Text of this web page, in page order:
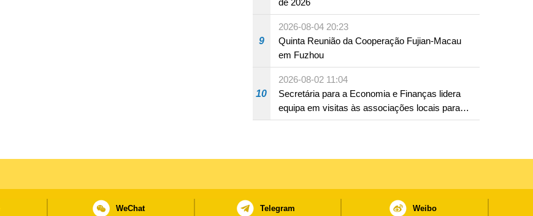
de 2026
9
2026-08-04 20:23
Quinta Reunião da Cooperação Fujian-Macau
em Fuzhou
10
2026-08-02 11:04
Secretária para a Economia e Finanças lidera
equipa em visitas às associações locais para
consolidar consensos e promover os trabalhos
WeChat Telegram Weibo